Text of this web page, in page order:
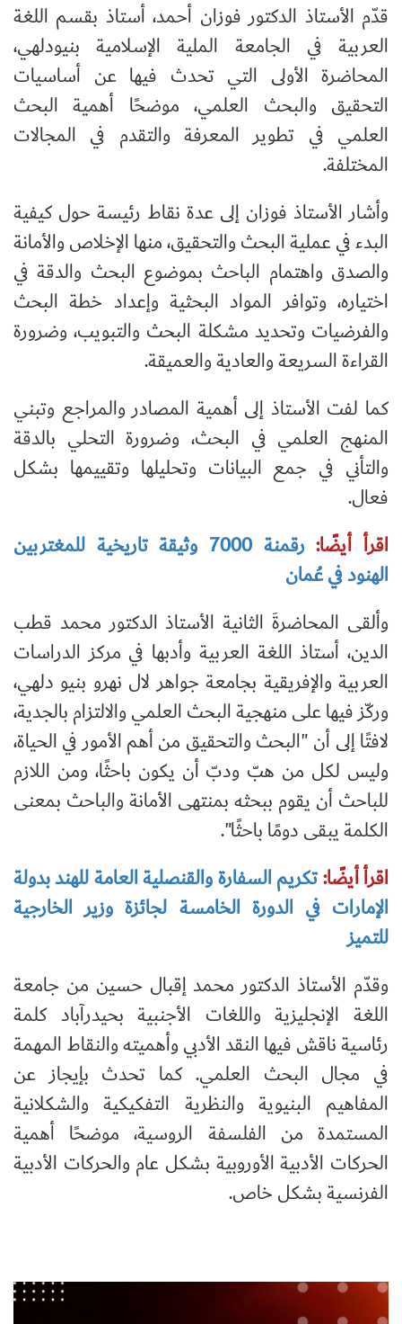
قدّم الأستاذ الدكتور فوزان أحمد، أستاذ بقسم اللغة
العربية في الجامعة الملية الإسلامية بنيودلهي،
المحاضرة الأولى التي تحدث فيها عن أساسيات
التحقيق والبحث العلمي، موضحًا أهمية البحث
العلمي في تطوير المعرفة والتقدم في المجالات
المختلفة.
وأشار الأستاذ فوزان إلى عدة نقاط رئيسة حول كيفية
البدء في عملية البحث والتحقيق، منها الإخلاص والأمانة
والصدق واهتمام الباحث بموضوع البحث والدقة في
اختياره، وتوافر المواد البحثية وإعداد خطة البحث
والفرضيات وتحديد مشكلة البحث والتبويب، وضرورة
القراءة السريعة والعادية والعميقة.
كما لفت الأستاذ إلى أهمية المصادر والمراجع وتبني
المنهج العلمي في البحث، وضرورة التحلي بالدقة
والتأني في جمع البيانات وتحليلها وتقييمها بشكل
فعال.
اقرأ أيضًا:
رقمنة 7000 وثيقة تاريخية للمغتربين
الهنود في عُمان
وألقى المحاضرةَ الثانية الأستاذ الدكتور محمد قطب
الدين، أستاذ اللغة العربية وأدبها في مركز الدراسات
العربية والإفريقية بجامعة جواهر لال نهرو بنيو دلهي،
وركّز فيها على منهجية البحث العلمي والالتزام بالجدية،
لافتًا إلى أن "البحث والتحقيق من أهم الأمور في الحياة،
وليس لكل من هبّ ودبّ أن يكون باحثًا، ومن اللازم
للباحث أن يقوم ببحثه بمنتهى الأمانة والباحث بمعنى
الكلمة يبقى دومًا باحثًا".
اقرأ أيضًا:تكريم السفارة والقنصلية العامة للهند بدولة
الإمارات في الدورة الخامسة لجائزة وزير الخارجية
للتميز
وقدّم الأستاذ الدكتور محمد إقبال حسين من جامعة
اللغة الإنجليزية واللغات الأجنبية بحيدرآباد كلمة
رئاسية ناقش فيها النقد الأدبي وأهميته والنقاط المهمة
في مجال البحث العلمي. كما تحدث بإيجاز عن
المفاهيم البنيوية والنظرية التفكيكية والشكلانية
المستمدة من الفلسفة الروسية، موضحًا أهمية
الحركات الأدبية الأوروبية بشكل عام والحركات الأدبية
الفرنسية بشكل خاص.